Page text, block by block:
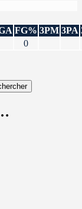
FG% 3PM 3PA
0